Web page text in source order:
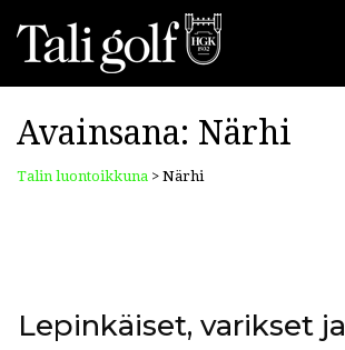
Avainsana: Närhi
Talin luontoikkuna > Närhi
Lepinkäiset, varikset ja